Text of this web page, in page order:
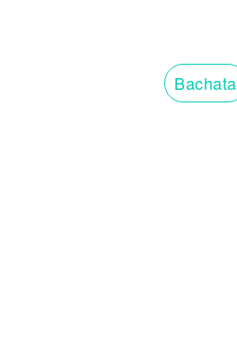
Bachata